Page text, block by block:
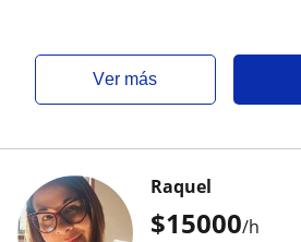
ver más
$15000/h
Raquel